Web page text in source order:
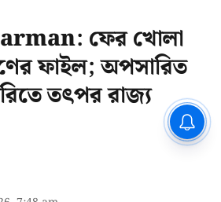
ফের খোলা
ফাইল; অপসারিত
তৎপর রাজ্য